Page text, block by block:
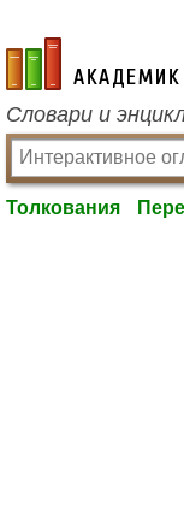
academic.ru
Словари и
Толкования